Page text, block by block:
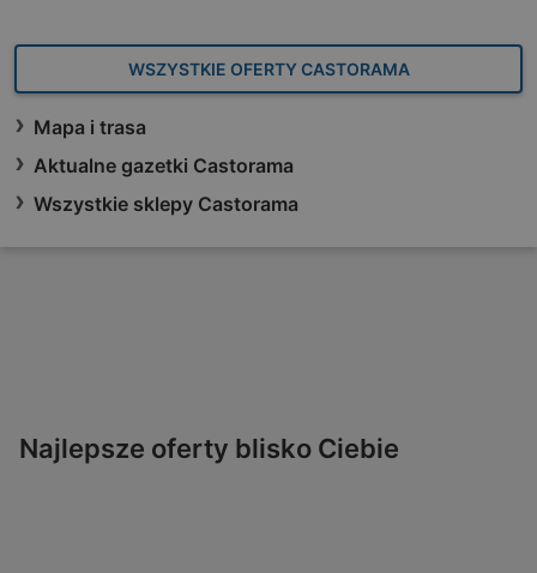
WSZYSTKIE OFERTY CASTORAMA
Mapa i trasa
Aktualne gazetki Castorama
Wszystkie sklepy Castorama
Najlepsze oferty blisko Ciebie